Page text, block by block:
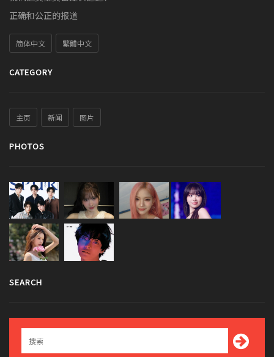
正确和公正的报道
简体中文 繁體中文
CATEGORY
主页 新闻 图片
PHOTOS
SEARCH